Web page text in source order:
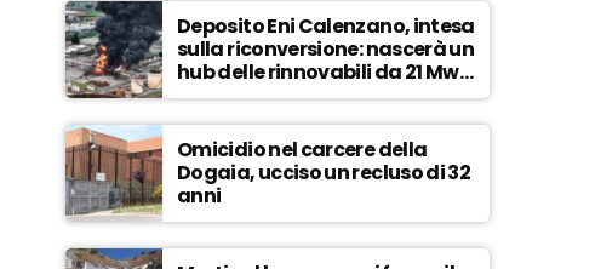
Deposito Eni Calenzano, intesa
sulla riconversione: nascerà un
hub delle rinnovabili da 21 Mw –
ASCOLTA
Omicidio nel carcere della
Dogaia, ucciso un recluso di 32
anni